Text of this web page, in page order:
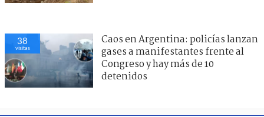
38
visitas
Caos en Argentina: policías lanzan
gases a manifestantes frente al
Congreso y hay más de 10
detenidos